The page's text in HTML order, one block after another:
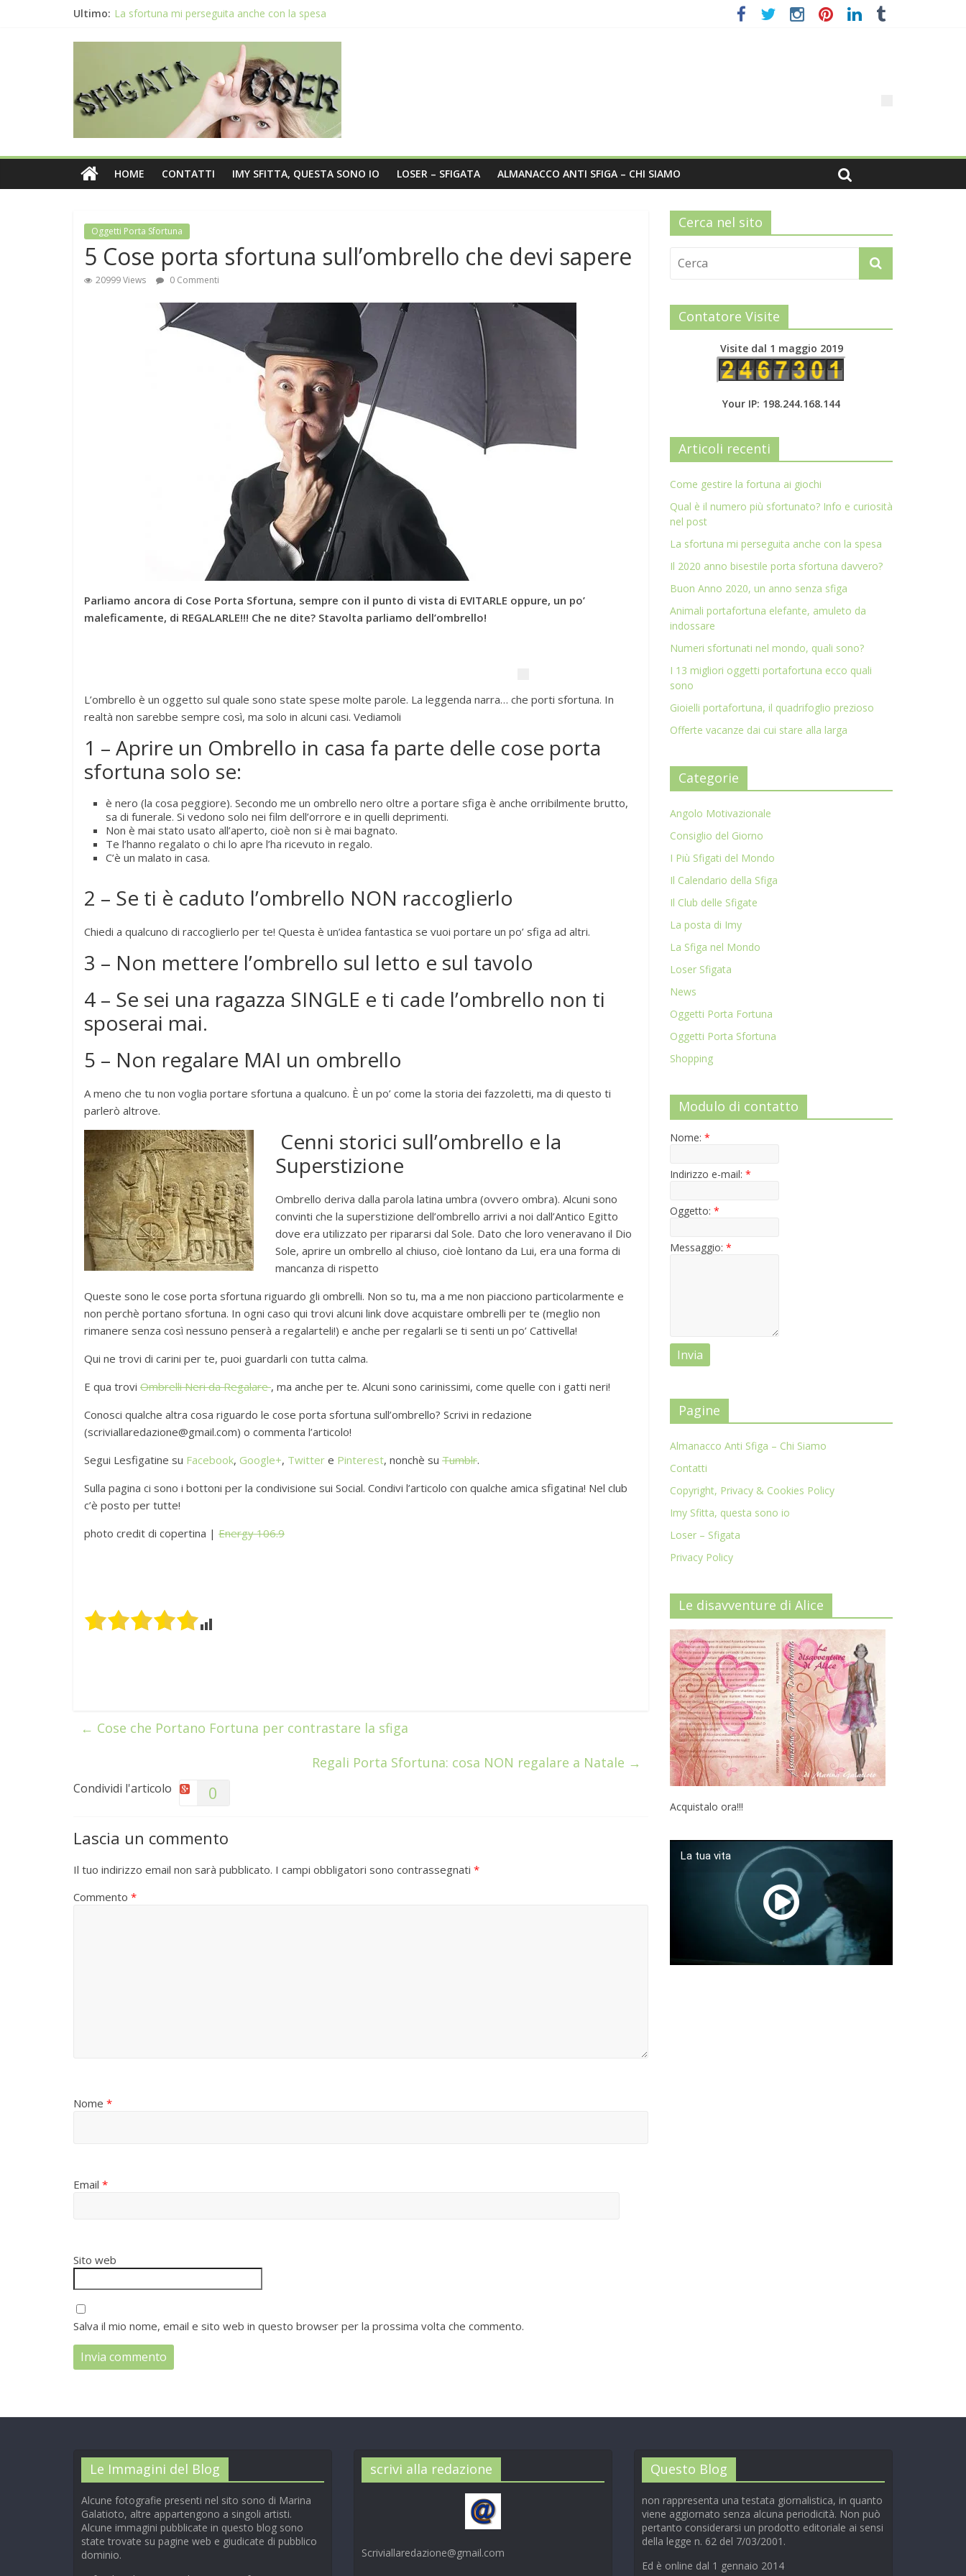
Ultimo: La sfortuna mi perseguita anche con la spesa
Buon Anno 2020, un anno senza sfiga
Come gestire la fortuna ai giochi
Qual è il numero più sfortunato? Info e curiosità nel post
HOME CONTATTI IMY SFITTA, QUESTA SONO IO LOSER – SFIGATA ALMANACCO ANTI SFIGA – CHI SIAMO
Oggetti Porta Sfortuna
5 Cose porta sfortuna sull’ombrello che devi sapere
20999 Views 0 Commenti
Parliamo ancora di Cose Porta Sfortuna, sempre con il punto di vista di EVITARLE oppure, un po’
maleficamente, di REGALARLE!!! Che ne dite? Stavolta parliamo dell’ombrello!
L’ombrello è un oggetto sul quale sono state spese molte parole. La leggenda narra… che porti sfortuna. In
realtà non sarebbe sempre così, ma solo in alcuni casi. Vediamoli
1 – Aprire un Ombrello in casa fa parte delle cose porta
sfortuna solo se:
è nero (la cosa peggiore). Secondo me un ombrello nero oltre a portare sfiga è anche orribilmente brutto,
sa di funerale. Si vedono solo nei film dell’orrore e in quelli deprimenti.
Non è mai stato usato all’aperto, cioè non si è mai bagnato.
Te l’hanno regalato o chi lo apre l’ha ricevuto in regalo.
C’è un malato in casa.
2 – Se ti è caduto l’ombrello NON raccoglierlo
Chiedi a qualcuno di raccoglierlo per te! Questa è un’idea fantastica se vuoi portare un po’ sfiga ad altri.
3 – Non mettere l’ombrello sul letto e sul tavolo
4 – Se sei una ragazza SINGLE e ti cade l’ombrello non ti
sposerai mai.
5 – Non regalare MAI un ombrello
A meno che tu non voglia portare sfortuna a qualcuno. È un po’ come la storia dei fazzoletti, ma di questo ti
parlerò altrove.
Cenni storici sull’ombrello e la
Superstizione
Ombrello deriva dalla parola latina umbra (ovvero ombra). Alcuni sono
convinti che la superstizione dell’ombrello arrivi a noi dall’Antico Egitto
dove era utilizzato per ripararsi dal Sole. Dato che loro veneravano il Dio
Sole, aprire un ombrello al chiuso, cioè lontano da Lui, era una forma di
mancanza di rispetto
Queste sono le cose porta sfortuna riguardo gli ombrelli. Non so tu, ma a me non piacciono particolarmente e
non perchè portano sfortuna. In ogni caso qui trovi alcuni link dove acquistare ombrelli per te (meglio non
rimanere senza così nessuno penserà a regalarteli!) e anche per regalarli se ti senti un po’ Cattivella!
Qui ne trovi di carini per te, puoi guardarli con tutta calma.
E qua trovi Ombrelli Neri da Regalare, ma anche per te. Alcuni sono carinissimi, come quelle con i gatti neri!
Conosci qualche altra cosa riguardo le cose porta sfortuna sull’ombrello? Scrivi in redazione
(scriviallaredazione@gmail.com) o commenta l’articolo!
Segui Lesfigatine su Facebook, Google+, Twitter e Pinterest, nonchè su Tumblr.
Sulla pagina ci sono i bottoni per la condivisione sui Social. Condivi l’articolo con qualche amica sfigatina! Nel club
c’è posto per tutte!
photo credit di copertina | Energy 106.9
← Cose che Portano Fortuna per contrastare la sfiga
Regali Porta Sfortuna: cosa NON regalare a Natale →
Condividi l'articolo 0
Lascia un commento
Il tuo indirizzo email non sarà pubblicato. I campi obbligatori sono contrassegnati *
Commento *
Nome *
Email *
Sito web
Salva il mio nome, email e sito web in questo browser per la prossima volta che commento.
Cerca nel sito
Contatore Visite
Visite dal 1 maggio 2019
Your IP: 198.244.168.144
Articoli recenti
Come gestire la fortuna ai giochi
Qual è il numero più sfortunato? Info e curiosità
nel post
La sfortuna mi perseguita anche con la spesa
Il 2020 anno bisestile porta sfortuna davvero?
Buon Anno 2020, un anno senza sfiga
Animali portafortuna elefante, amuleto da
indossare
Numeri sfortunati nel mondo, quali sono?
I 13 migliori oggetti portafortuna ecco quali
sono
Gioielli portafortuna, il quadrifoglio prezioso
Offerte vacanze dai cui stare alla larga
Categorie
Angolo Motivazionale
Consiglio del Giorno
I Più Sfigati del Mondo
Il Calendario della Sfiga
Il Club delle Sfigate
La posta di Imy
La Sfiga nel Mondo
Loser Sfigata
News
Oggetti Porta Fortuna
Oggetti Porta Sfortuna
Shopping
Modulo di contatto
Nome: *
Indirizzo e-mail: *
Oggetto: *
Messaggio: *
Pagine
Almanacco Anti Sfiga – Chi Siamo
Contatti
Copyright, Privacy & Cookies Policy
Imy Sfitta, questa sono io
Loser – Sfigata
Privacy Policy
Le disavventure di Alice
Acquistalo ora!!!
La tua vita
01:04
Le Immagini del Blog
Alcune fotografie presenti nel sito sono di Marina
Galatioto, altre appartengono a singoli artisti.
Alcune immagini pubblicate in questo blog sono
state trovate su pagine web e giudicate di pubblico
dominio.
scrivi alla redazione
Scriviallaredazione@gmail.com
Questo Blog
non rappresenta una testata giornalistica, in quanto
viene aggiornato senza alcuna periodicità. Non può
pertanto considerarsi un prodotto editoriale ai sensi
della legge n. 62 del 7/03/2001.
Ed è online dal 1 gennaio 2014